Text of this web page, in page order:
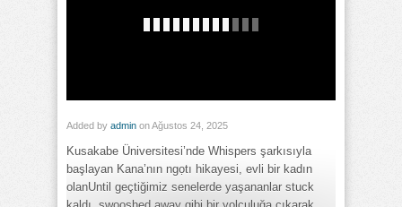
Added by admin on Ağustos 24, 2025
Kusakabe Üniversitesi’nde Whispers şarkısıyla
başlayan Kana’nın ngọtı hikayesi, evli bir kadın
olanUntil geçtiğimiz senelerde yaşananlar stuck